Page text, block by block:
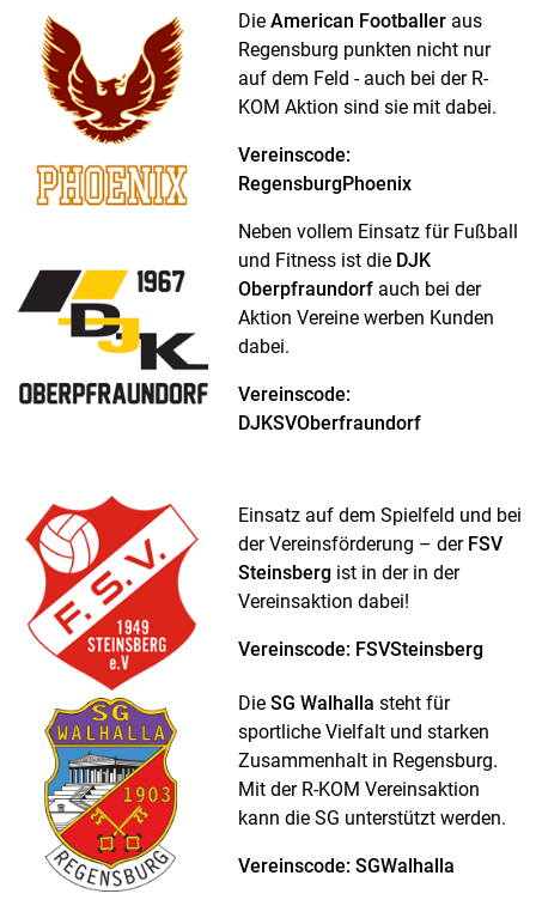
Die American Footballer aus
Regensburg punkten nicht nur
auf dem Feld - auch bei der R-
KOM Aktion sind sie mit dabei.
Vereinscode:
RegensburgPhoenix
Neben vollem Einsatz für Fußball
und Fitness ist die DJK
Oberpfraundorfauch bei der
Aktion Vereine werben Kunden
dabei.
Vereinscode:
DJKSVOberfraundorf
Einsatz auf dem Spielfeld und bei
der Vereinsförderung – der FSV
Steinsbergist in der in der
Vereinsaktion dabei!
Vereinscode: FSVSteinsberg
Die SG Walhalla steht für
sportliche Vielfalt und starken
Zusammenhalt in Regensburg.
Mit der R-KOM Vereinsaktion
kann die SG unterstützt werden.
Vereinscode: SGWalhalla